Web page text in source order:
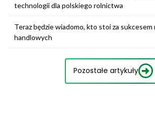
technologii dla polskiego rolnictwa
Teraz będzie wiadomo, kto stoi za sukcesem
handlowych
Pozostałe artykuły